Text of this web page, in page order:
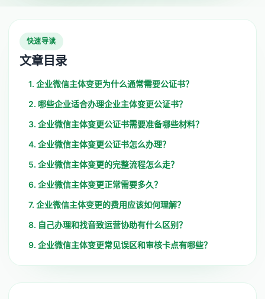
快速导读
文章目录
1. 企业微信主体变更为什么通常需要公证书？
2. 哪些企业适合办理企业主体变更公证书？
3. 企业微信主体变更公证书需要准备哪些材料？
4. 企业微信主体变更公证书怎么办理？
5. 企业微信主体变更的完整流程怎么走？
6. 企业微信主体变更正常需要多久？
7. 企业微信主体变更的费用应该如何理解？
8. 自己办理和找音致运营协助有什么区别？
9. 企业微信主体变更常见误区和审核卡点有哪些？